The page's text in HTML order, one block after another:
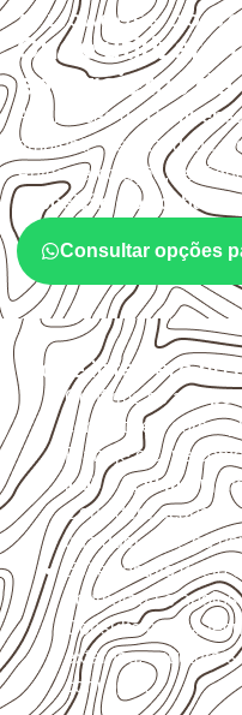
APLICAÇÕES DO
Onde utilizar
em projetos de
A utilização do
ambiente, da finalidade e
Antes da cotação,
exposição e o
Consultar opções
O que interfere no
Confirme se a
compatíveis com o
Planeje o corte
1,60 × 2,50 m,
Considere
qualquer corte ou
Evite contato direto
acumulada e
Consulte a ficha
externas,
com água.